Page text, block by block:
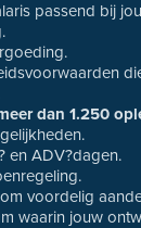
passend bij
dan 1.250
en ADV?dagen.
voordelig
waarin jouw